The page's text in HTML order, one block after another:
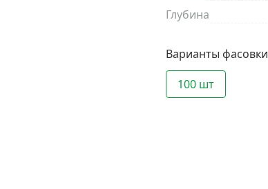
Глубина
Варианты фасовки
100 шт